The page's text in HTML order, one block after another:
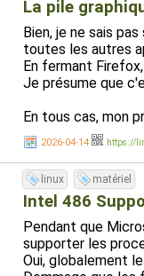
La pile
Bien, je ne sais
toutes les autres
En fermant
Je présume que
En tous cas, mon
2026-04-14 https://
linux matériel
Intel 486
Pendant que
supporter les
Oui, globalement